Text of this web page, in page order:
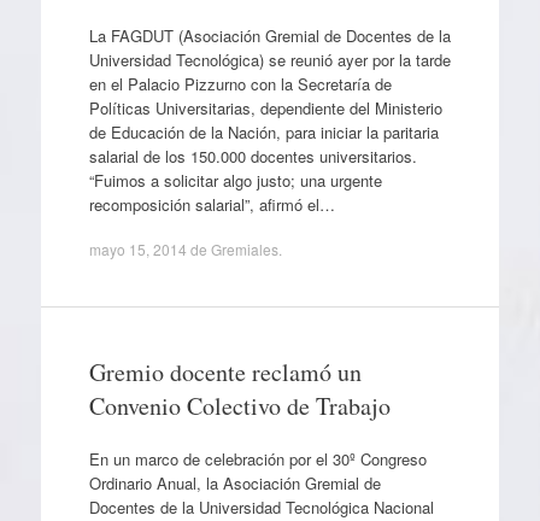
La FAGDUT (Asociación Gremial de Docentes de la
Universidad Tecnológica) se reunió ayer por la tarde
en el Palacio Pizzurno con la Secretaría de
Políticas Universitarias, dependiente del Ministerio
de Educación de la Nación, para iniciar la paritaria
salarial de los 150.000 docentes universitarios.
“Fuimos a solicitar algo justo; una urgente
recomposición salarial”, afirmó el…
mayo 15, 2014 de Gremiales.
Gremio docente reclamó un
Convenio Colectivo de Trabajo
En un marco de celebración por el 30º Congreso
Ordinario Anual, la Asociación Gremial de
Docentes de la Universidad Tecnológica Nacional